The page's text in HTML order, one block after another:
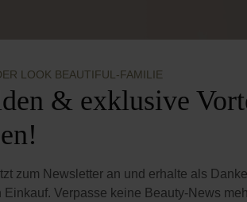
LOOK BEAUTIFUL-FAMILIE
& exklusive
zum Newsletter an und erhalte als
Einkauf. Verpasse keine Beauty-News